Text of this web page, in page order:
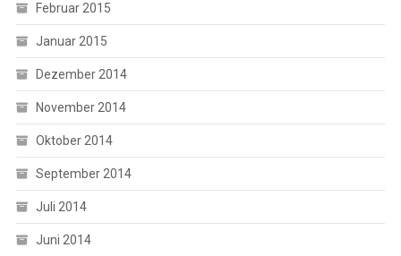
Februar 2015
Januar 2015
Dezember 2014
November 2014
Oktober 2014
September 2014
Juli 2014
Juni 2014